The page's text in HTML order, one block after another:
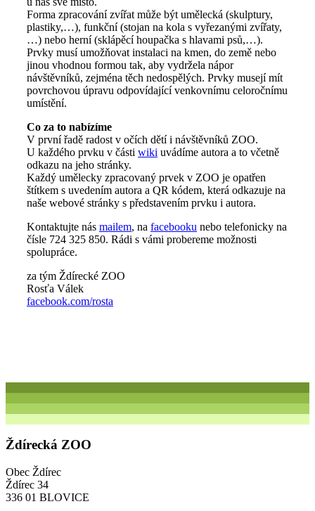
Forma zpracování zvířat může být umělecká (skulptury,
plastiky,…), funkční (stojan na kola s vyřezanými zvířaty,
…) nebo herní (sklápěcí houpačka s hlavami psů,…).
Prvky musí umožňovat instalaci na kmen, do země nebo
jinou vhodnou formou tak, aby vydržela nápor
návštěvníků, zejména těch nedospělých. Prvky musejí mít
povrchovou úpravu odpovídající venkovnímu celoročnímu
umístění.
Co za to nabízíme
V první řadě radost v očích dětí i návštěvníků ZOO.
U každého prvku v části wiki uvádíme autora a to včetně
odkazu na jeho stránky.
Každý umělecky zpracovaný prvek v ZOO je opatřen
štítkem s uvedením autora a QR kódem, která odkazuje na
naše webové stránky s představením prvku i autora.
Kontaktujte nás mailem, na facebooku nebo telefonicky na
čísle 724 325 850. Rádi s vámi probereme možnosti
spolupráce.
za tým Ždírecké ZOO
Rosťa Válek
facebook.com/rosta
Ždírecká ZOO
Obec Ždírec
Ždírec 34
336 01 BLOVICE